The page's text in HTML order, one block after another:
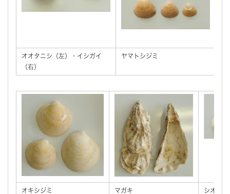
オオタニシ（左）・イシガイ
（右）
ヤマトシジミ
オキシジミ マガキ シオフキ